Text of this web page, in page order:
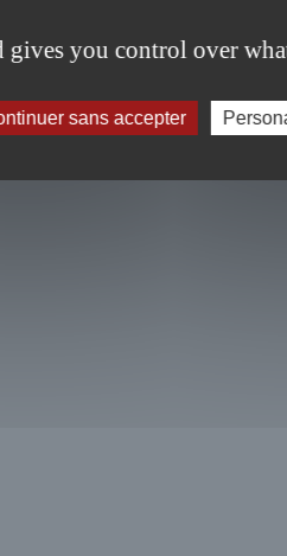
gives you control over
sans accepter